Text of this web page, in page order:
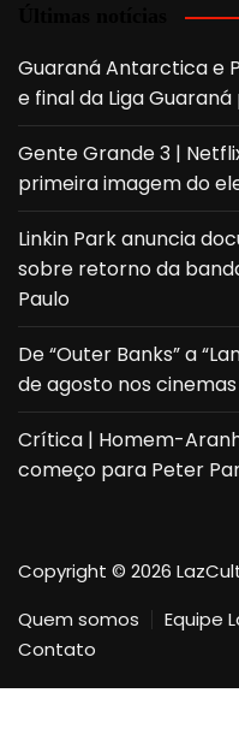
Guaraná Antarctica e
e final da Liga
Gente Grande 3 |
primeira imagem do
Linkin Park anuncia
sobre retorno da
Paulo
De “Outer Banks” a
de agosto nos
Crítica | Homem-
começo para Peter
Copyright © 2026
Quem somos
Equipe
Contato